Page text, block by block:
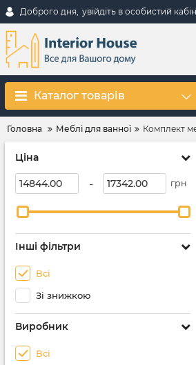
Доброго дня, увійдіть в особистий
Каталог товарів
Головна Меблі для ванної Комплект
Ціна
- грн
Інші фільтри
Всі
Зі знижкою
Виробник
Всі